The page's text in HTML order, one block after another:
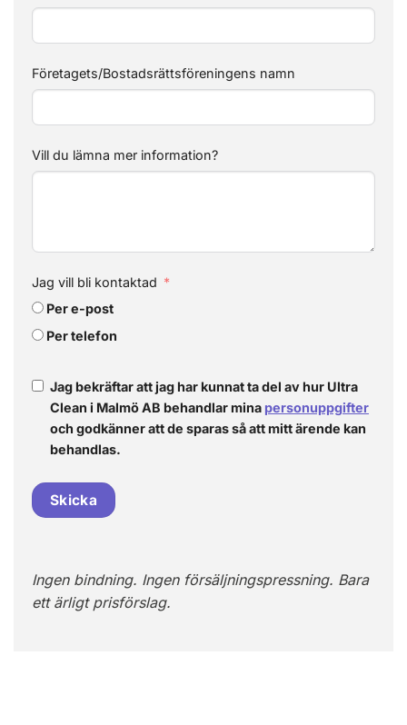
Företagets/Bostadsrättsföreningens namn
Vill du lämna mer information?
Jag vill bli kontaktad
Per e-post
Per telefon
Jag bekräftar att jag har kunnat ta del av hur Ultra
Clean i Malmö AB behandlar mina personuppgifter
och godkänner att de sparas så att mitt ärende kan
behandlas.
Skicka
Ingen bindning. Ingen försäljningspressning. Bara
ett ärligt prisförslag.